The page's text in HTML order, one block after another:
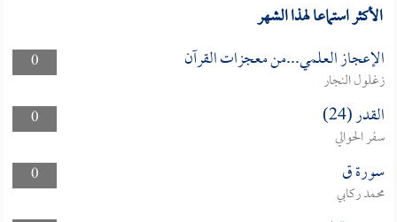
الأكثر استماعا لهذا الشهر
0 الإعجاز العلمي...من معجزات القرآن
زغلول النجار
0
القدر (24)
سفر الحوالي
0
سورة ق
محمد ركابي